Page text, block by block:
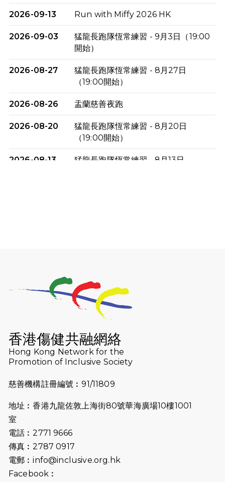
2026-09-13 Run with Miffy 2026 HK
2026-09-03
猛龍長跑隊恆常練習 - 9月3日（19:00
開始）
2026-08-27
猛龍長跑隊恆常練習 - 8月27日
（19:00開始）
2026-08-26 盂蘭慈善夜跑
2026-08-20
猛龍長跑隊恆常練習 - 8月20日
（19:00開始）
2026-08-13
猛龍長跑隊恆常練習 - 8月13日
2026-07-23
猛龍長跑隊恆常練習 - 7月23日
（19:00開始）
猛龍長跑隊恆常練習 - 7月16日
2026-07-10
【猛龍戈壁118公里分享暨香港傷健共
融網絡15周年晚宴】
2026-07-09
猛龍長跑隊恆常練習 - 7月9日（19:00
2026-07-02
2026-06-25
（19:00開始）
香港傷健共融網絡
Hong Kong Network for the
Promotion of Inclusive Society
慈善機構註冊編號︰91/11809
地址︰香港九龍佐敦上海街80號華海廣場10樓1001
室
電話︰2771 9666
傳真︰2787 0917
電郵︰info@inclusive.org.hk
Facebook︰